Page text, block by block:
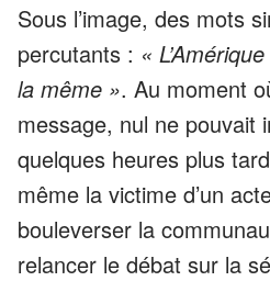
Sous l’image, des mots
percutants : «
la même ». Au moment
message, nul ne pouvait
quelques heures plus
même la victime d’un
bouleverser la
relancer le débat sur la